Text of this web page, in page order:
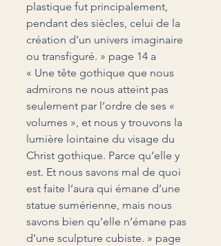
plastique fut principalement,
pendant des siècles, celui de la
création d’un univers imaginaire
ou transfiguré. » page 14 a
« Une tête gothique que nous
admirons ne nous atteint pas
seulement par l’ordre de ses «
volumes », et nous y trouvons la
lumière lointaine du visage du
Christ gothique. Parce qu’elle y
est. Et nous savons mal de quoi
est faite l’aura qui émane d’une
statue sumérienne, mais nous
savons bien qu’elle n’émane pas
d’une sculpture cubiste. » page